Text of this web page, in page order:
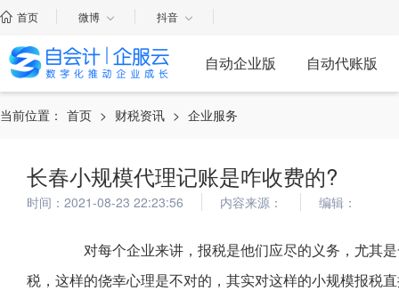
首页 微博 抖音
自动企业版 自动代账版
当前位置： 首页 > 财税资讯 > 企业服务
长春小规模代理记账是咋收费的?
时间：2021-08-23 22:23:56 内容来源： 编辑：
对每个企业来讲，报税是他们应尽的义务，尤其
税，这样的侥幸心理是不对的，其实对这样的小规模报税